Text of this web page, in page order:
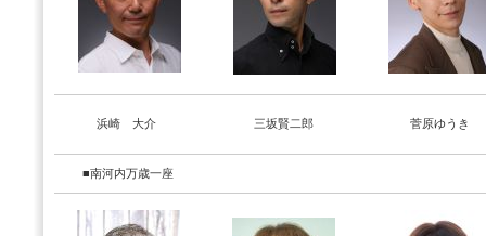
浜崎 大介 三坂賢二郎 菅原ゆうき
■南河内万歳一座